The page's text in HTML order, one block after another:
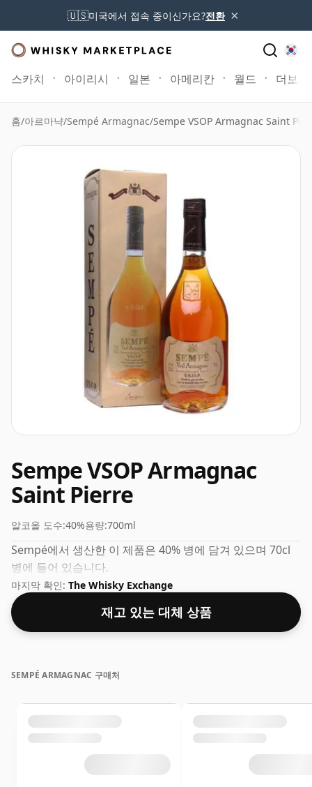
🇺🇸미국에서 접속 중이신가요?전환 ×
스카치 아이리시 일본 아메리칸 월드 더보기
홈/아르마냑/Sempé Armagnac/Sempe VSOP Armagnac Saint
Sempe VSOP Armagnac
Saint Pierre
알코올 도수:40%용량:700ml
Sempé에서 생산한 이 제품은 40% 병에 담겨 있으며 70cl
병에 들어 있습니다.
마지막 확인: The Whisky Exchange
재고 있는 대체 상품
SEMPÉ ARMAGNAC 구매처